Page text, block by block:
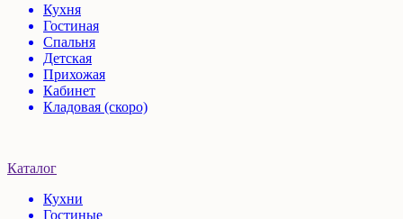
Кухня
Гостиная
Спальня
Детская
Прихожая
Кабинет
Кладовая (скоро)
Каталог
Кухни
Гостиные